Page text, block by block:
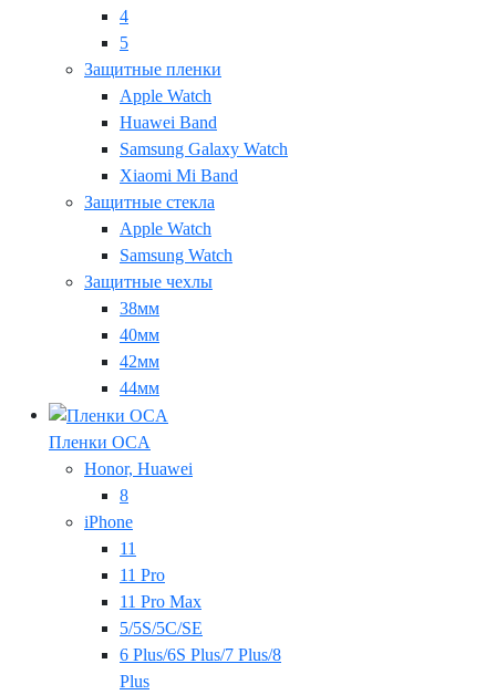
4
5
Защитные пленки
Apple Watch
Huawei Band
Samsung Galaxy Watch
Xiaomi Mi Band
Защитные стекла
Apple Watch
Samsung Watch
Защитные чехлы
38мм
40мм
42мм
44мм
Пленки OCA
Honor, Huawei
8
iPhone
11
11 Pro
11 Pro Max
5/5S/5C/SE
6 Plus/6S Plus/7 Plus/8
Plus